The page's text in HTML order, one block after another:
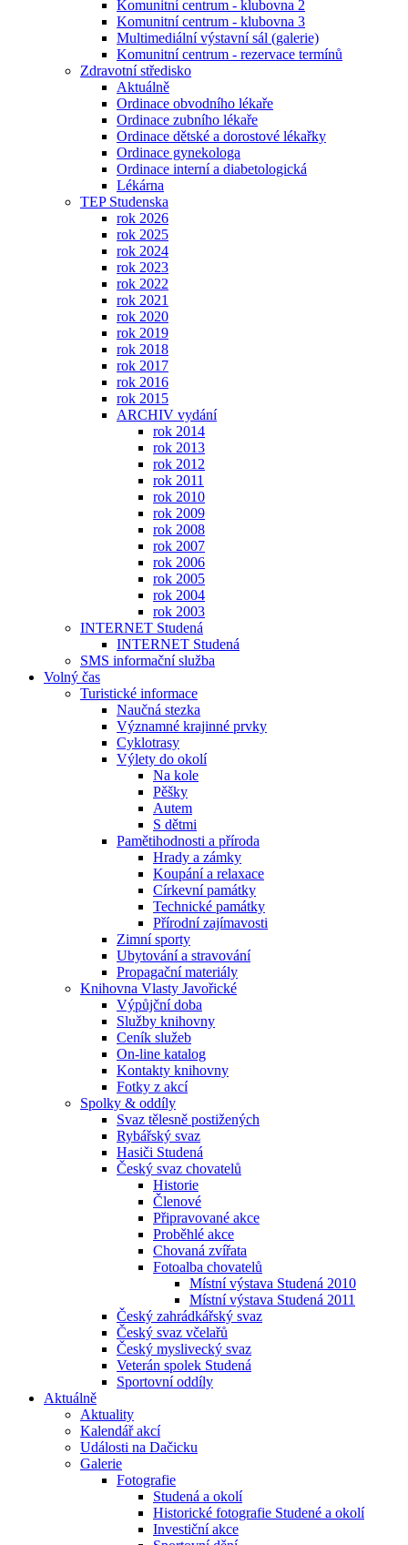
Komunitní centrum - klubovna 2
Komunitní centrum - klubovna 3
Multimediální výstavní sál (galerie)
Komunitní centrum - rezervace termínů
Zdravotní středisko
Aktuálně
Ordinace obvodního lékaře
Ordinace zubního lékaře
Ordinace dětské a dorostové lékařky
Ordinace gynekologa
Ordinace interní a diabetologická
Lékárna
TEP Studenska
rok 2026
rok 2025
rok 2024
rok 2023
rok 2022
rok 2021
rok 2020
rok 2019
rok 2018
rok 2017
rok 2016
rok 2015
ARCHIV vydání
rok 2014
rok 2013
rok 2012
rok 2011
rok 2010
rok 2009
rok 2008
rok 2007
rok 2006
rok 2005
rok 2004
rok 2003
INTERNET Studená
INTERNET Studená
SMS informační služba
Volný čas
Turistické informace
Naučná stezka
Významné krajinné prvky
Cyklotrasy
Výlety do okolí
Na kole
Pěšky
Autem
S dětmi
Pamětihodnosti a příroda
Hrady a zámky
Koupání a relaxace
Církevní památky
Technické památky
Přírodní zajímavosti
Zimní sporty
Ubytování a stravování
Propagační materiály
Knihovna Vlasty Javořické
Výpůjční doba
Služby knihovny
Ceník služeb
On-line katalog
Kontakty knihovny
Fotky z akcí
Spolky & oddíly
Svaz tělesně postižených
Rybářský svaz
Hasiči Studená
Český svaz chovatelů
Historie
Členové
Připravované akce
Proběhlé akce
Chovaná zvířata
Fotoalba chovatelů
Místní výstava Studená 2010
Místní výstava Studená 2011
Český zahrádkářský svaz
Český svaz včelařů
Český myslivecký svaz
Veterán spolek Studená
Sportovní oddíly
Aktuálně
Aktuality
Kalendář akcí
Události na Dačicku
Galerie
Fotografie
Studená a okolí
Historické fotografie Studené a okolí
Investiční akce